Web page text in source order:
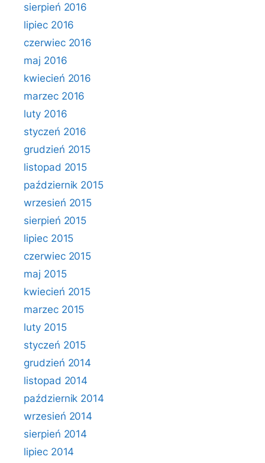
sierpień 2016
lipiec 2016
czerwiec 2016
maj 2016
kwiecień 2016
marzec 2016
luty 2016
styczeń 2016
grudzień 2015
listopad 2015
październik 2015
wrzesień 2015
sierpień 2015
lipiec 2015
czerwiec 2015
maj 2015
kwiecień 2015
marzec 2015
luty 2015
styczeń 2015
grudzień 2014
listopad 2014
październik 2014
wrzesień 2014
sierpień 2014
lipiec 2014